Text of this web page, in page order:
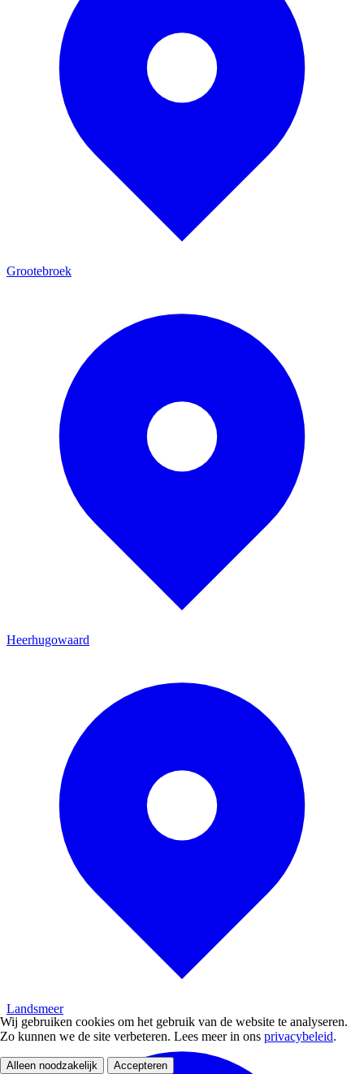
Grootebroek
Heerhugowaard
Landsmeer
Wij gebruiken cookies om het gebruik van de website te analyseren.
Zo kunnen we de site verbeteren. Lees meer in ons privacybeleid.
Alleen noodzakelijk Accepteren